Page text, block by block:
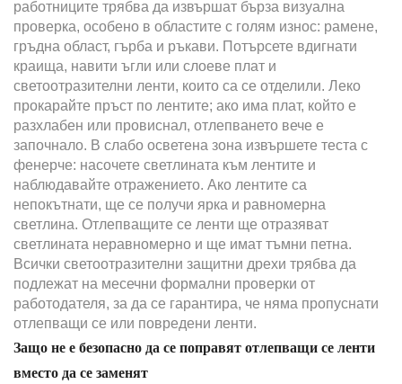
работниците трябва да извършат бърза визуална
проверка, особено в областите с голям износ: рамене,
гръдна област, гърба и ръкави. Потърсете вдигнати
краища, навити ъгли или слоеве плат и
светоотразителни ленти, които са се отделили. Леко
прокарайте пръст по лентите; ако има плат, който е
разхлабен или провиснал, отлепването вече е
започнало. В слабо осветена зона извършете теста с
фенерче: насочете светлината към лентите и
наблюдавайте отражението. Ако лентите са
непокътнати, ще се получи ярка и равномерна
светлина. Отлепващите се ленти ще отразяват
светлината неравномерно и ще имат тъмни петна.
Всички светоотразителни защитни дрехи трябва да
подлежат на месечни формални проверки от
работодателя, за да се гарантира, че няма пропуснати
отлепващи се или повредени ленти.
Защо не е безопасно да се поправят отлепващи се ленти
вместо да се заменят